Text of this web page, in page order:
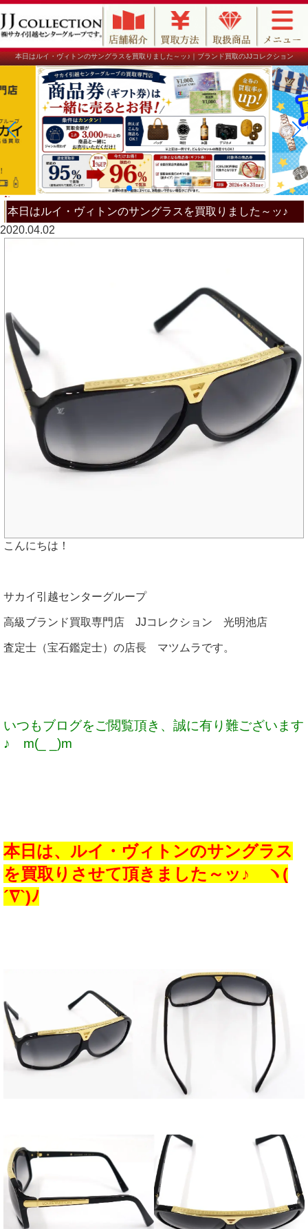
本日はルイ・ヴィトンのサングラスを買取りました～ッ♪｜ブランド買取のJJコレクション
本日はルイ・ヴィトンのサングラスを買取りました～ッ♪
2020.04.02
こんにちは！
サカイ引越センターグループ
高級ブランド買取専門店 JJコレクション 光明池店
査定士（宝石鑑定士）の店長 マツムラです。
いつもブログをご閲覧頂き、誠に有り難ございます
♪ m(_ _)m
本日は、ルイ・ヴィトンのサングラス
を買取りさせて頂きました～ッ♪ ヽ(
´∇`)ﾉ